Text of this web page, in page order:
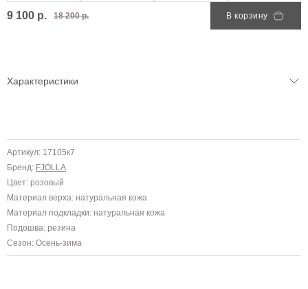
9 100 р. 18 200 р. В корзину
Характеристики
Артикул: 17105к7
Бренд: FJOLLA
Цвет: розовый
Материал верха: натуральная кожа
Материал подкладки: натуральная кожа
Подошва: резина
Сезон: Осень-зима